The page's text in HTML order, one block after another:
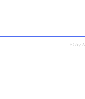
© by